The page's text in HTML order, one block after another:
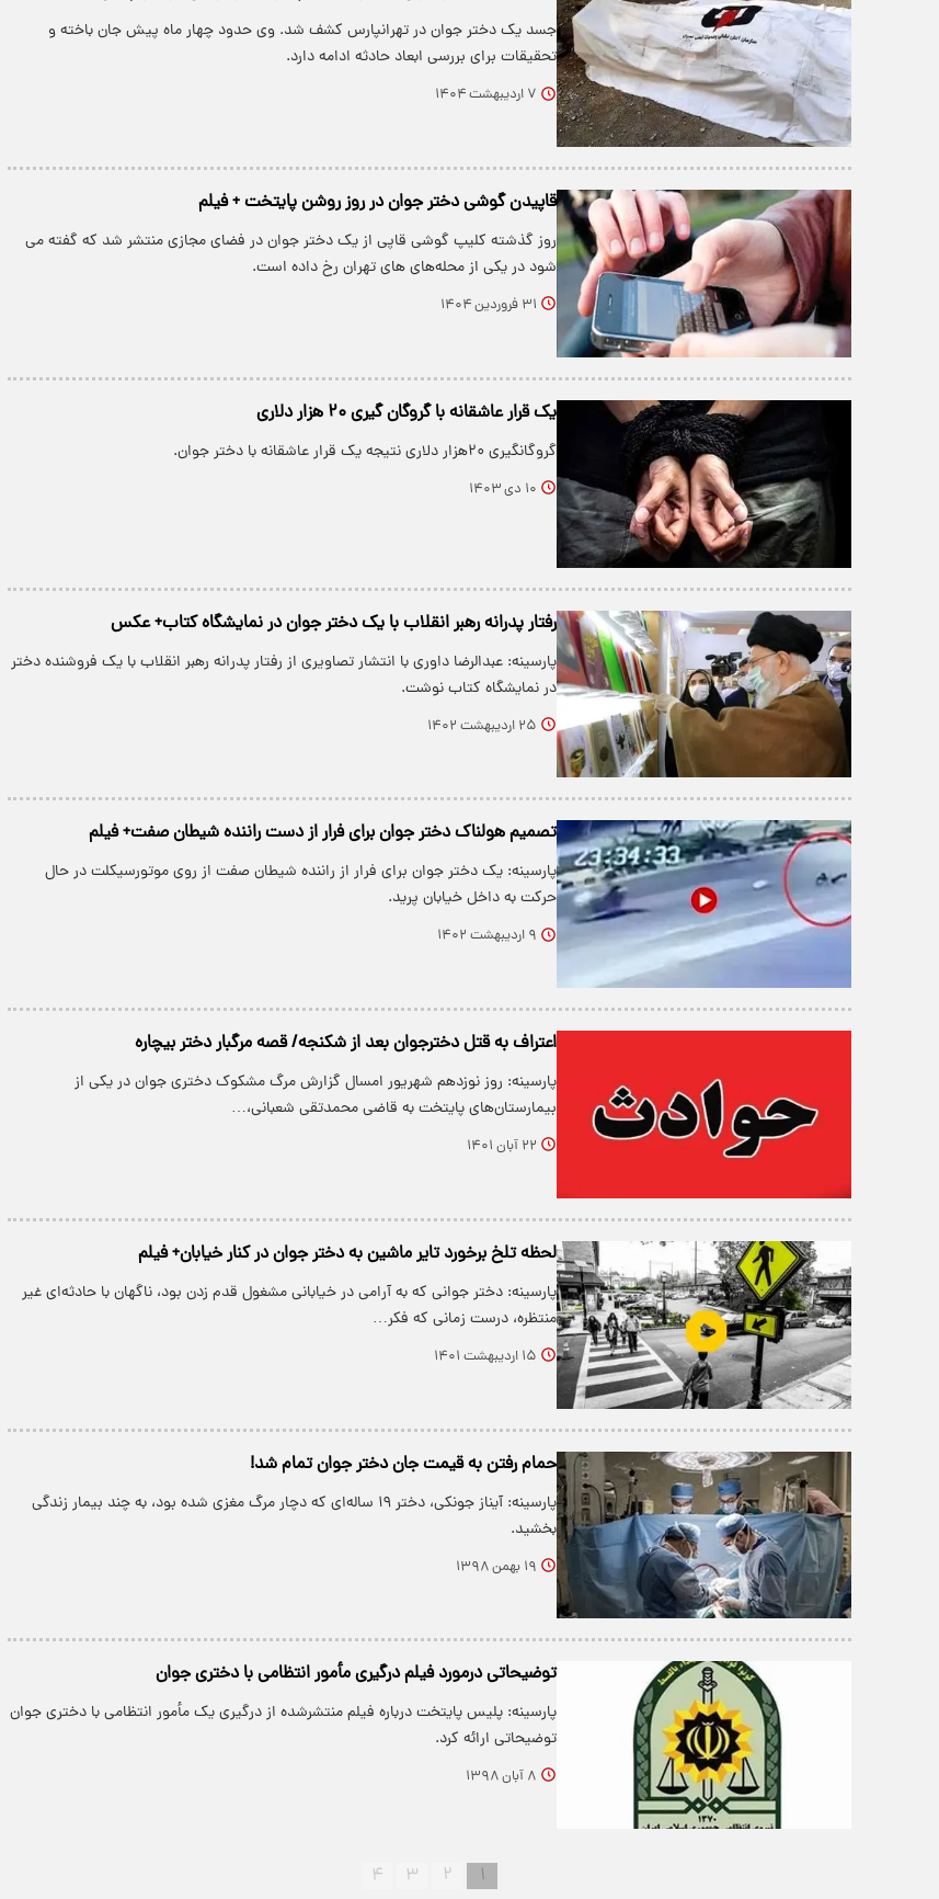
جسد یک دختر جوان در تهرانپارس کشف شد. وی حدود چهار ماه پیش جان باخته و
تحقیقات برای بررسی ابعاد حادثه ادامه دارد.
۷ اردیبهشت ۱۴۰۴
قاپیدن گوشی دختر جوان در روز روشن پایتخت + فیلم
روز گذشته کلیپ گوشی قاپی از یک دختر جوان در فضای مجازی منتشر شد که گفته می
شود در یکی از محله‌های های تهران رخ داده است.
۳۱ فروردین ۱۴۰۴
یک قرار عاشقانه با گروگان گیری ۲۰ هزار دلاری
گروگانگیری ۲۰هزار دلاری نتیجه یک قرار عاشقانه با دختر جوان.
۱۰ دی ۱۴۰۳
رفتار پدرانه رهبر انقلاب با یک دختر جوان در نمایشگاه کتاب+ عکس
پارسینه: عبدالرضا داوری با انتشار تصاویری از رفتار پدرانه رهبر انقلاب با یک فروشنده دختر
در نمایشگاه کتاب نوشت.
۲۵ اردیبهشت ۱۴۰۲
تصمیم هولناک دختر جوان برای فرار از دست راننده شیطان صفت+ فیلم
پارسینه: یک دختر جوان برای فرار از راننده شیطان صفت از روی موتورسیکلت در حال
حرکت به داخل خیابان پرید.
۹ اردیبهشت ۱۴۰۲
اعتراف به قتل دخترجوان بعد از شکنجه/ قصه مرگبار دختر بیچاره
پارسینه: روز نوزدهم شهریور امسال گزارش مرگ مشکوک دختری جوان در یکی از
بیمارستان‌های پایتخت به قاضی محمدتقی شعبانی،…
۲۲ آبان ۱۴۰۱
لحظه تلخ برخورد تایر ماشین به دختر جوان در کنار خیابان+ فیلم
پارسینه: دختر جوانی که به آرامی در خیابانی مشغول قدم زدن بود، ناگهان با حادثه‌ای غیر
منتظره، درست زمانی که فکر…
۱۵ اردیبهشت ۱۴۰۱
حمام رفتن به قیمت جان دختر جوان تمام شد!
پارسینه: آیناز جونکی، دختر ۱۹ ساله‌ای که دچار مرگ مغزی شده بود، به چند بیمار زندگی
بخشید.
۱۹ بهمن ۱۳۹۸
توضیحاتی درمورد فیلم درگیری مأمور انتظامی با دختری جوان
پارسینه: پلیس پایتخت درباره فیلم منتشرشده از درگیری یک مأمور انتظامی با دختری جوان
توضیحاتی ارائه کرد.
۸ آبان ۱۳۹۸
۱ ۲ ۳ ۴